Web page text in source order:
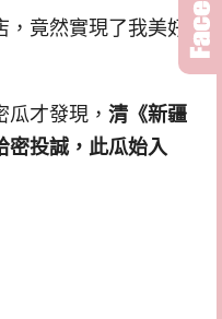
竟然實現了我美好
才發現， 清《新疆
密投誠，此瓜始入